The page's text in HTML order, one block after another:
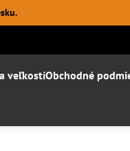
veľkostíObchodné